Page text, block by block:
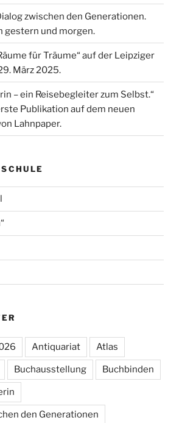
zwischen den Generationen.
gestern und morgen.
für Träume“ auf der Leipziger
März 2025.
– ein Reisebegleiter zum Selbst.“
Publikation auf dem neuen
Lahnpaper.
Antiquariat Atlas
Buchausstellung Buchbinden
den Generationen